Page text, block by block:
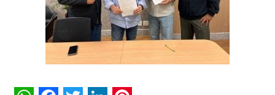
“Ao longo desses 110 anos, União construiu uma história
de pioneirismo, comprometimento com a qualidade dos
produtos e de muita parceria com seus clientes. Isso
marca. Tudo em União é co-criado, feito em conjunto com